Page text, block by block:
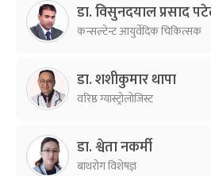
डा. विसुनदयाल प्रसाद
कन्सल्टेन्ट आयुर्वेदिक चिकित्सक
डा. शशीकुमार थापा
वरिष्ठ ग्यास्ट्रोलोजिस्ट
डा. श्वेता नकर्मी
बाथरोग विशेषज्ञ